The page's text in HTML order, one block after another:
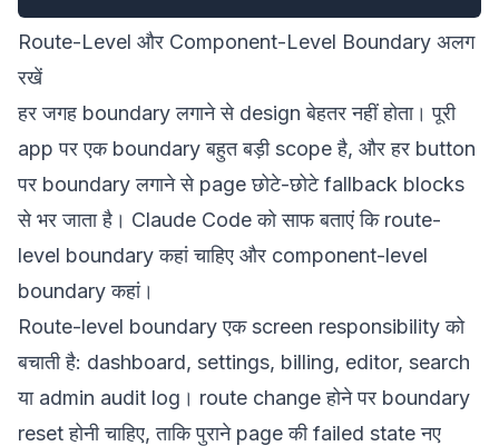
Route-Level और Component-Level Boundary अलग
रखें
हर जगह boundary लगाने से design बेहतर नहीं होता। पूरी
app पर एक boundary बहुत बड़ी scope है, और हर button
पर boundary लगाने से page छोटे-छोटे fallback blocks
से भर जाता है। Claude Code को साफ बताएं कि route-
level boundary कहां चाहिए और component-level
boundary कहां।
Route-level boundary एक screen responsibility को
बचाती है: dashboard, settings, billing, editor, search
या admin audit log। route change होने पर boundary
reset होनी चाहिए, ताकि पुराने page की failed state नए